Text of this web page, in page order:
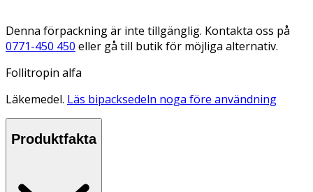
Denna förpackning är inte tillgänglig. Kontakta oss på
0771-450 450 eller gå till butik för möjliga alternativ.
Follitropin alfa
Läkemedel. Läs bipacksedeln noga före användning
Produktfakta